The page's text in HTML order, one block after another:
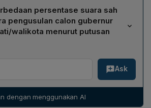
syarat 25% menutup ruang
inkonstitusional, sehingga
memiliki kursi di DPRD tidak lagi
calon.
persentase minimum berdasarkan
provinsi: • ≤2 juta jiwa: minimal 10%
juta jiwa: minimal 8,5%; • >6
7,5%; • >12 juta jiwa: minimal
persentase suara sah
pengusulan calon gubernur
walikota menurut putusan
persentase minimum berkisar
pada kisaran penduduk provinsi
Sedangkan untuk calon bupati, wakil
pada tingkat kabupaten/kota: • >250
Ask
dengan menggunakan AI